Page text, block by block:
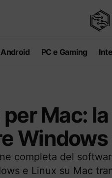
Android PC e Gaming
Mac:
Windows
completa del
e Linux su Mac